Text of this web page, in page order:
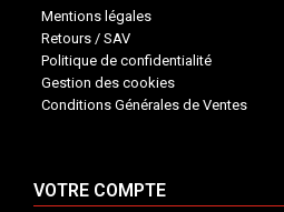
Mentions légales
Retours / SAV
Politique de confidentialité
Gestion des cookies
Conditions Générales de Ventes
VOTRE COMPTE